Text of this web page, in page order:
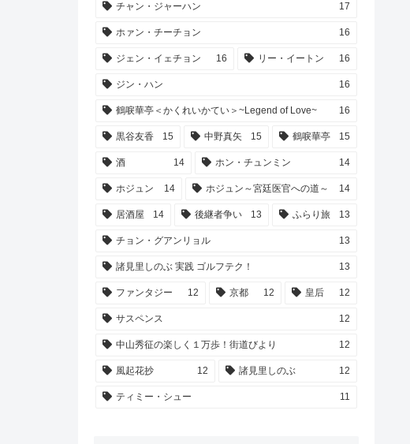
チャン・ジャーハン 17
ホァン・チーチョン 16
ジェン・イェチョン 16 リー・イートン 16
ジン・ハン 16
鶴唳華亭＜かくれいかてい＞~Legend of Love~ 16
黒谷友香 15 中野真矢 15 鶴唳華亭 15
酒 14 ホン・チュンミン 14
ホジュン 14 ホジュン～宮廷医官への道～ 14
居酒屋 14 後継者争い 13 ふらり旅 13
チョン・グアンリョル 13
諸見里しのぶ 実践 ゴルフテク！ 13
ファンタジー 12 京都 12 皇后 12
サスペンス 12
中山秀征の楽しく１万歩！街道びより 12
風起花抄 12 諸見里しのぶ 12
ティミー・シュー 11